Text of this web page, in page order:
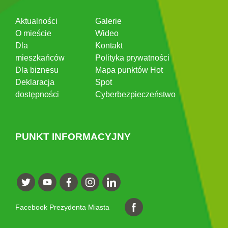
Aktualności
O mieście
Dla
mieszkańców
Dla biznesu
Deklaracja
dostępności
Galerie
Wideo
Kontakt
Polityka prywatności
Mapa punktów Hot
Spot
Cyberbezpieczeństwo
PUNKT INFORMACYJNY
Facebook Prezydenta Miasta